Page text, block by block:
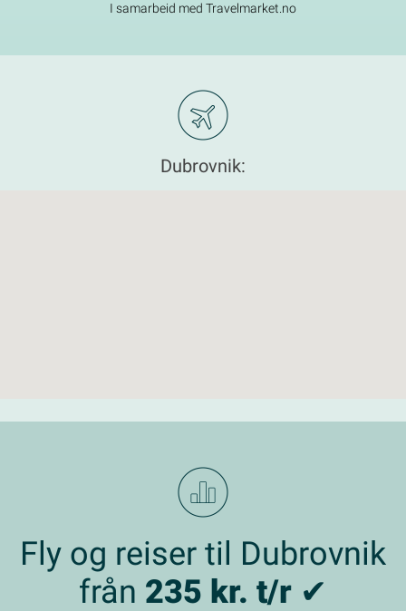
I samarbeid med Travelmarket.no
Dubrovnik:
Fly og reiser til Dubrovnik
från 235 kr. t/r ✔